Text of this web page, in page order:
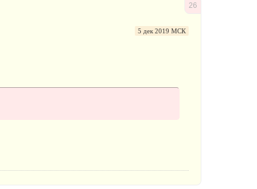
26
5 дек 2019 МСК